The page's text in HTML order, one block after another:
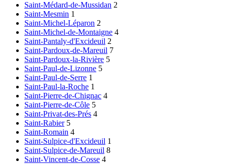
Saint-Médard-de-Mussidan 2
Saint-Mesmin 1
Saint-Michel-Léparon 2
Saint-Michel-de-Montaigne 4
Saint-Pantaly-d'Excideuil 2
Saint-Pardoux-de-Mareuil 7
Saint-Pardoux-la-Rivière 5
Saint-Paul-de-Lizonne 5
Saint-Paul-de-Serre 1
Saint-Paul-la-Roche 1
Saint-Pierre-de-Chignac 4
Saint-Pierre-de-Côle 5
Saint-Privat-des-Prés 4
Saint-Rabier 5
Saint-Romain 4
Saint-Sulpice-d'Excideuil 1
Saint-Sulpice-de-Mareuil 8
Saint-Vincent-de-Cosse 4